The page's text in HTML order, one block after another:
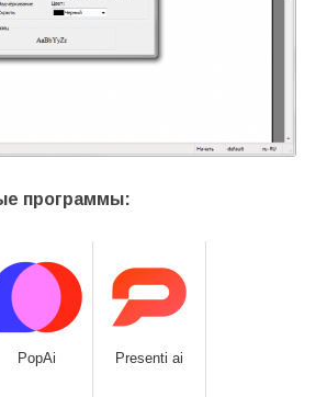
программы:
PopAi Presenti ai